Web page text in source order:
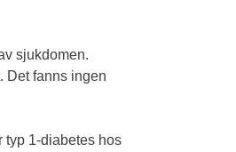
sjukdomen.
Det fanns ingen
typ 1-diabetes hos